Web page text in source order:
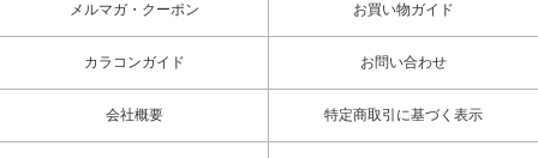
メルマガ・クーポン お買い物ガイド
カラコンガイド お問い合わせ
会社概要 特定商取引に基づく表示